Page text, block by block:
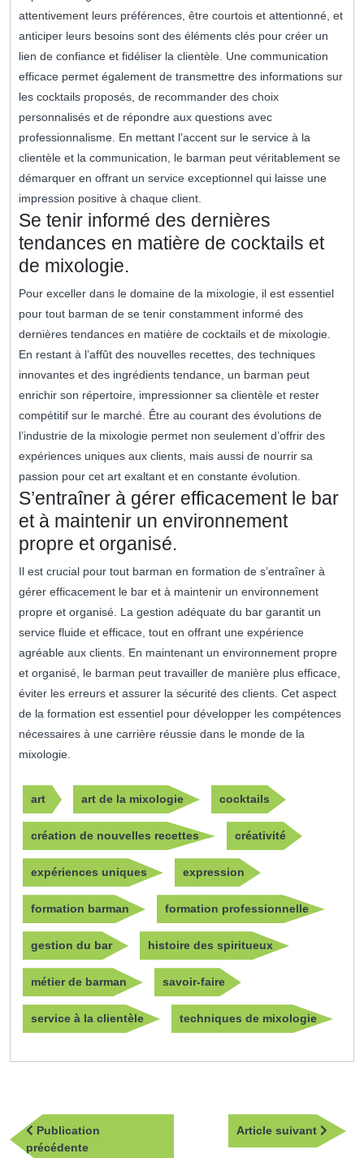
attentivement leurs préférences, être courtois et attentionné, et
anticiper leurs besoins sont des éléments clés pour créer un
lien de confiance et fidéliser la clientèle. Une communication
efficace permet également de transmettre des informations sur
les cocktails proposés, de recommander des choix
personnalisés et de répondre aux questions avec
professionnalisme. En mettant l’accent sur le service à la
clientèle et la communication, le barman peut véritablement se
démarquer en offrant un service exceptionnel qui laisse une
impression positive à chaque client.
Se tenir informé des dernières
tendances en matière de cocktails et
de mixologie.
Pour exceller dans le domaine de la mixologie, il est essentiel
pour tout barman de se tenir constamment informé des
dernières tendances en matière de cocktails et de mixologie.
En restant à l’affût des nouvelles recettes, des techniques
innovantes et des ingrédients tendance, un barman peut
enrichir son répertoire, impressionner sa clientèle et rester
compétitif sur le marché. Être au courant des évolutions de
l’industrie de la mixologie permet non seulement d’offrir des
expériences uniques aux clients, mais aussi de nourrir sa
passion pour cet art exaltant et en constante évolution.
S’entraîner à gérer efficacement le bar
et à maintenir un environnement
propre et organisé.
Il est crucial pour tout barman en formation de s’entraîner à
gérer efficacement le bar et à maintenir un environnement
propre et organisé. La gestion adéquate du bar garantit un
service fluide et efficace, tout en offrant une expérience
agréable aux clients. En maintenant un environnement propre
et organisé, le barman peut travailler de manière plus efficace,
éviter les erreurs et assurer la sécurité des clients. Cet aspect
de la formation est essentiel pour développer les compétences
nécessaires à une carrière réussie dans le monde de la
mixologie.
art art de la mixologie cocktails
création de nouvelles recettes créativité
expériences uniques expression
formation barman formation professionnelle
gestion du bar histoire des spiritueux
métier de barman savoir-faire
service à la clientèle techniques de mixologie
Navigation
de Publication
précédentePublication
Article suivant
Article